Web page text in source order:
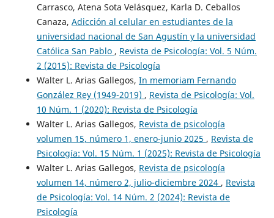
Carrasco, Atena Sota Velásquez, Karla D. Ceballos
Canaza, Adicción al celular en estudiantes de la
universidad nacional de San Agustín y la universidad
Católica San Pablo , Revista de Psicología: Vol. 5 Núm.
2 (2015): Revista de Psicología
Walter L. Arias Gallegos, In memoriam Fernando
González Rey (1949-2019) , Revista de Psicología: Vol.
10 Núm. 1 (2020): Revista de Psicología
Walter L. Arias Gallegos, Revista de psicología
volumen 15, número 1, enero-junio 2025 , Revista de
Psicología: Vol. 15 Núm. 1 (2025): Revista de Psicología
Walter L. Arias Gallegos, Revista de psicología
volumen 14, número 2, julio-diciembre 2024 , Revista
de Psicología: Vol. 14 Núm. 2 (2024): Revista de
Psicología